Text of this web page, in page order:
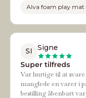
Alva foam play mat
SI
Signe
Super tilfreds
Var hurtige til at
manglede en varer i
bestilling åbenbart